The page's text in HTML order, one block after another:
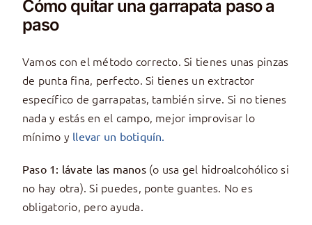
Cómo quitar una garrapata paso a
paso
Vamos con el método correcto. Si tienes unas pinzas
de punta fina, perfecto. Si tienes un extractor
específico de garrapatas, también sirve. Si no tienes
nada y estás en el campo, mejor improvisar lo
mínimo y llevar un botiquín.
Paso 1: lávate las manos(o usa gel hidroalcohólico si
no hay otra). Si puedes, ponte guantes. No es
obligatorio, pero ayuda.